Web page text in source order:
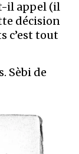
il appel (il
décision
c’est tout
Sèbi de